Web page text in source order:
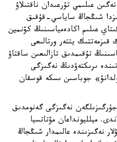
عىلىمي تۇرعىدان ناقتىلاۋ
-جىلعى تامىزدا شىڭجاڭ ساياسي-قۇقىق
عىلىم اكادەمياسىنىڭ كۋنمين
يتتەر ورتالىعى
تۇقىمدىق تازالىعىن ساقتاۋ
ىرىكتەۋدىڭ نەگىزگى
جوباسىن ىسكە قوسقان
جۇرگىزىلگەن نەگىزگى گەنومدىق
ميلليونداعان مۋتاتسيا
نەگىزىندە عالىمدار شىڭجاڭ